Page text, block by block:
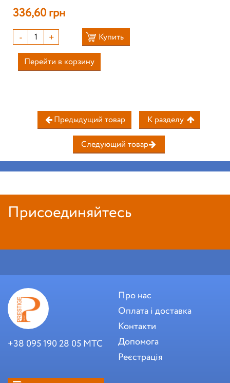
336,60 грн
- + Купить
Перейти в корзину
Предыдущий товар К разделу
Следующий товар
Присоединяйтесь
+38 095 190 28 05 МТС
Про нас
Оплата і доставка
Контакти
Допомога
Реєстрація